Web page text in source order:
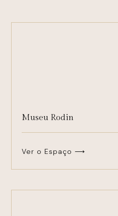
Museu Rodin
Ver o Espaço ⟶